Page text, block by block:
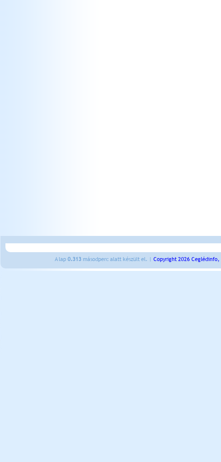
A lap 0.313 másodperc alatt készült el. | Copyright 2026